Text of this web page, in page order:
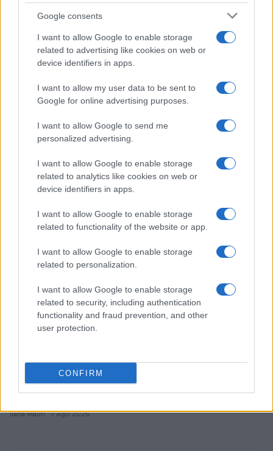
Google consents
I want to allow Google to enable storage
related to advertising like cookies on web or
device identifiers in apps.
I want to allow my user data to be sent to
Google for online advertising purposes.
I want to allow Google to send me
personalized advertising.
I want to allow Google to enable storage
related to analytics like cookies on web or
device identifiers in apps.
I want to allow Google to enable storage
related to functionality of the website or app.
I want to allow Google to enable storage
related to personalization.
I want to allow Google to enable storage
related to security, including authentication
functionality and fraud prevention, and other
user protection.
CONFIRM
Scopri la storia della pallavolo a Modena attraverso
una mostra unica
Ilaria Mauri · 7 Ago 2026
ALTRI SPORT
Come padroneggiare la bandeja nel padel: consigli e
Ilaria Mauri · 7 Ago 2026